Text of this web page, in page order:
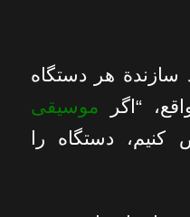
هر دستگاه
“اگر موسیقی
کنیم، دستگاه را